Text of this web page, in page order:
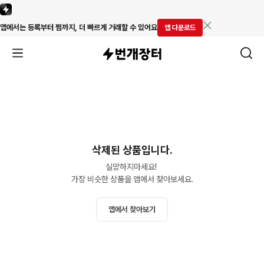
앱에서는 등록부터 찜까지, 더 빠르게 거래할 수 있어요 앱 다운로드
삭제된 상품입니다.
실망하지마세요!
가장 비슷한 상품을 앱에서 찾아보세요.
앱에서 찾아보기